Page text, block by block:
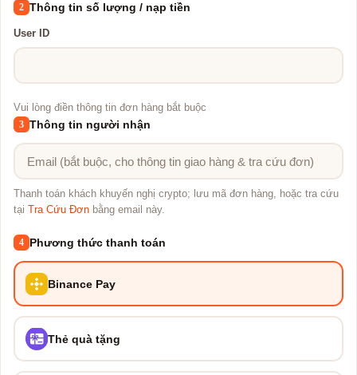
2 Thông tin số lượng / nạp tiền
User ID
Vui lòng điền thông tin đơn hàng bắt buộc
3 Thông tin người nhận
Thanh toán khách khuyến nghị crypto; lưu mã đơn hàng, hoặc tra cứu
tại
Tra Cứu Đơn bằng email này.
4 Phương thức thanh toán
Binance Pay
Thẻ quà tặng